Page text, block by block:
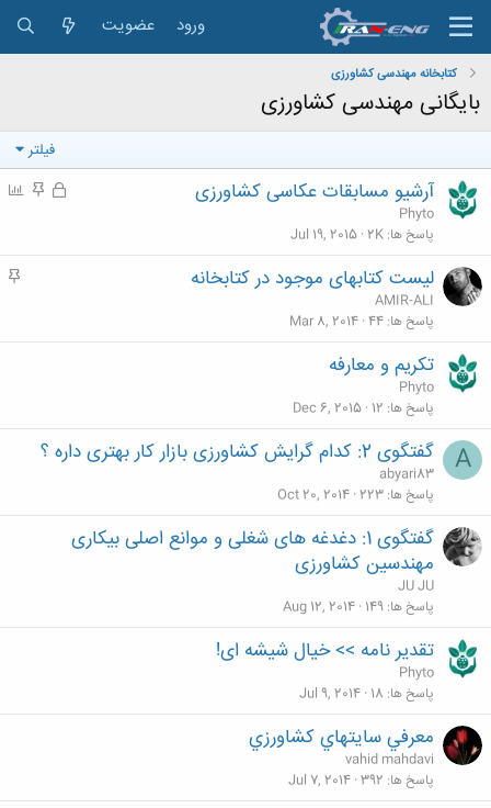
ورود عضویت
کتابخانه مهندسی کشاورزی
بایگانی مهندسی کشاورزی
فیلتر
ق
م
P
آرشیو مسابقات عکاسی کشاورزی
Phyto
پاسخ ها 2K
Jul 19, 2015
م
لیست کتابهای موجود در کتابخانه
AMIR-ALI
پاسخ ها 44
Mar 8, 2014
تکریم و معارفه
Phyto
پاسخ ها 12
Dec 6, 2015
A گفتگوی 2: کدام گرایش کشاورزی بازار کار بهتری داره ؟
abyari83
پاسخ ها 223
Oct 20, 2014
گفتگوی 1: دغدغه های شغلی و موانع اصلی بیکاری
مهندسین کشاورزی
JU JU
پاسخ ها 149
Aug 12, 2014
تقدیر نامه >> خیال شیشه ای!
Phyto
پاسخ ها 18
Jul 9, 2014
معرفي سايتهاي كشاورزي
vahid mahdavi
پاسخ ها 392
Jul 7, 2014